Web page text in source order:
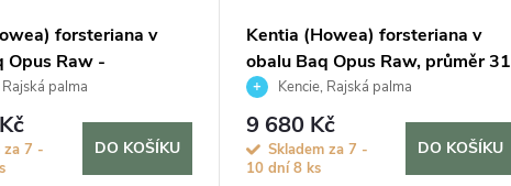
forsteriana v
Opus Raw -
průměr 50 cm
Rajská palma
za 7 -
DO KOŠÍKU
Kentia (Howea) forsteriana v
obalu Baq Opus Raw, průměr 31
cm Kencie, Rajská palma
9 680 Kč
Skladem za 7 -
10 dní8 ks
DO KOŠÍKU